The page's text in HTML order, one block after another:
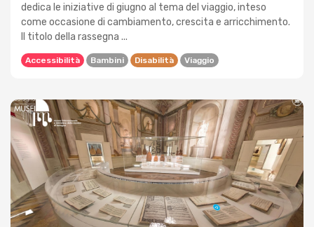
dedica le iniziative di giugno al tema del viaggio, inteso
come occasione di cambiamento, crescita e arricchimento.
Il titolo della rassegna ...
Accessibilità Bambini Disabilità Viaggio